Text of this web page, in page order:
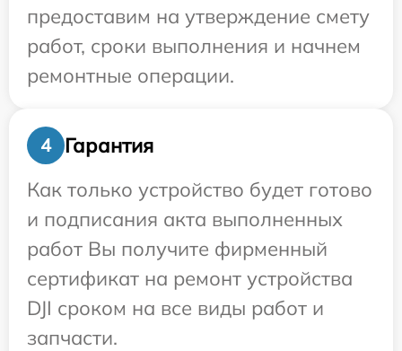
предоставим на утверждение смету
работ, сроки выполнения и начнем
ремонтные операции.
4
Гарантия
Как только устройство будет готово
и подписания акта выполненных
работ Вы получите фирменный
сертификат на ремонт устройства
DJI сроком на все виды работ и
запчасти.